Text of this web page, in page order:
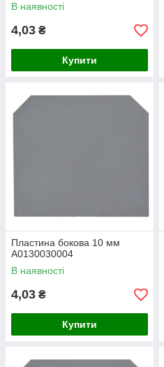
В наявності
4,03 ₴
Купити
Пластина бокова 10 мм
A0130030004
В наявності
4,03 ₴
Купити